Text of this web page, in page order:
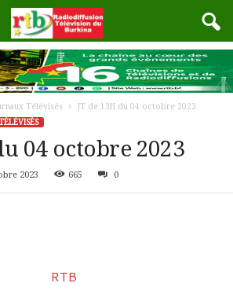
Télévisés
JT de 13H du 04 octobre 2023
04 octobre 2023
2023 665 0